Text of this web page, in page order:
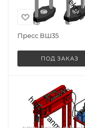
Пресс ВШ35
ПОД ЗАКАЗ